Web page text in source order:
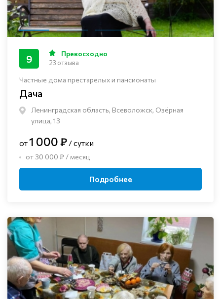
Частные дома престарелых и пансионаты
Дача
Ленинградская область, Всеволожск, Озёрная
улица, 13
9 Превосходно
23 отзыва
от1 000 ₽ / сутки
от 30 000 ₽ / месяц
Подробнее